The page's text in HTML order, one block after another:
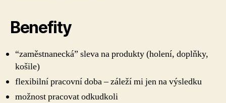
Benefity
“zaměstnanecká” sleva na produkty (holení, doplňky,
košile)
flexibilní pracovní doba – záleží mi jen na výsledku
možnost pracovat odkudkoli